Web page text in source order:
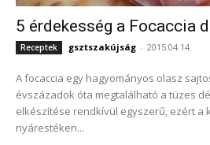
5 érdekesség a Focaccia
Receptek gsztszakújság - 2015.04.14.
A focaccia egy hagyományos olasz
évszázadok óta megtalálható a tüzes
elkészítése rendkívül egyszerű, ezért a
nyárestéken...